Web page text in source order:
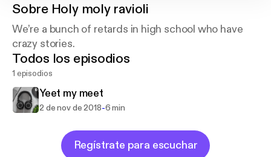
Sobre Holy moly ravioli
We’re a bunch of retards in high school who have
crazy stories.
Todos los episodios
1 episodios
Yeet my meet
2 de nov de 2018-6 min
Regístrate para escuchar